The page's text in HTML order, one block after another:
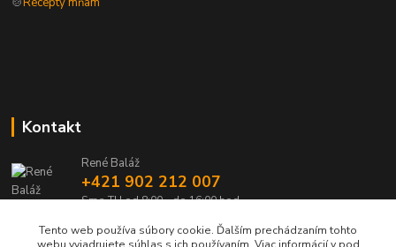
Kontakt
René Baláž
+421 902 212 007
Sme TU od 8:00 - do 16:00 hod
info@kotlik.sk
Tento web používa súbory cookie. Ďalším prechádzaním tohto